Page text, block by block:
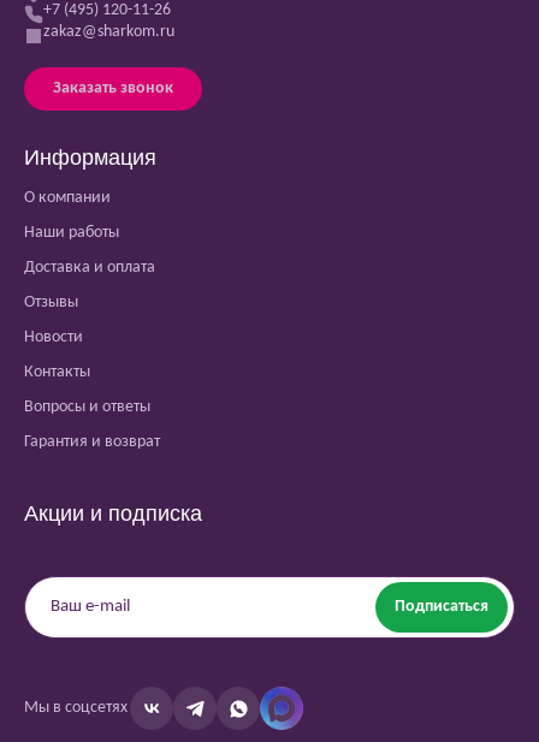
+7 (495) 120-11-26
zakaz@sharkom.ru
Заказать звонок
Информация
О компании
Наши работы
Доставка и оплата
Отзывы
Новости
Контакты
Вопросы и ответы
Гарантия и возврат
Акции и подписка
Подписаться
Мы в соцсетях